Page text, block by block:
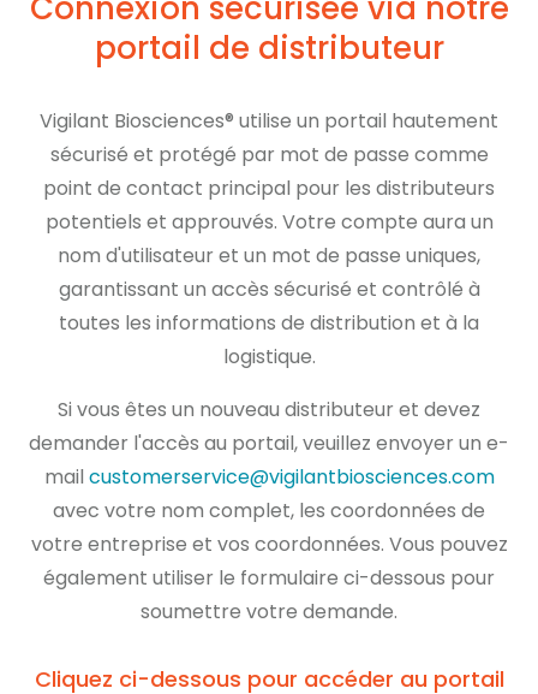
portail de distributeur
Vigilant Biosciences® utilise un portail hautement
sécurisé et protégé par mot de passe comme
point de contact principal pour les distributeurs
potentiels et approuvés. Votre compte aura un
nom d'utilisateur et un mot de passe uniques,
garantissant un accès sécurisé et contrôlé à
toutes les informations de distribution et à la
logistique.
Si vous êtes un nouveau distributeur et devez
demander l'accès au portail, veuillez envoyer un e-
mail customerservice@vigilantbiosciences.com
avec votre nom complet, les coordonnées de
votre entreprise et vos coordonnées. Vous pouvez
également utiliser le formulaire ci-dessous pour
soumettre votre demande.
Cliquez ci-dessous pour accéder au portail